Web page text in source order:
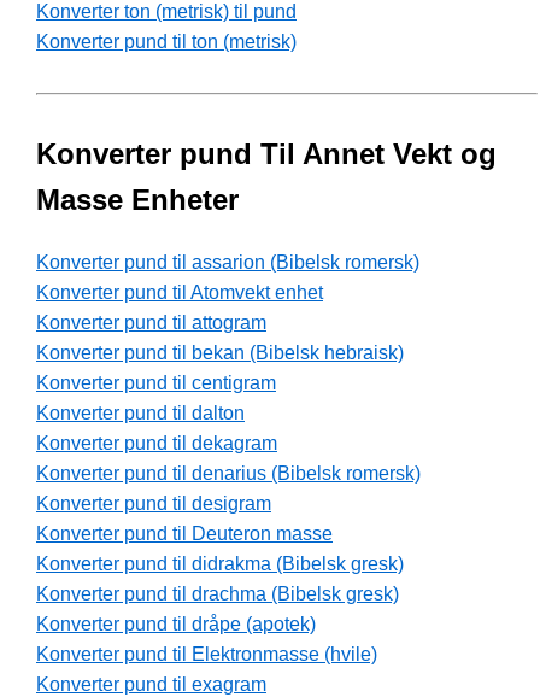
Konverter ton (metrisk) til pund
Konverter pund til ton (metrisk)
Konverter pund Til Annet Vekt og
Masse Enheter
Konverter pund til assarion (Bibelsk romersk)
Konverter pund til Atomvekt enhet
Konverter pund til attogram
Konverter pund til bekan (Bibelsk hebraisk)
Konverter pund til centigram
Konverter pund til dalton
Konverter pund til dekagram
Konverter pund til denarius (Bibelsk romersk)
Konverter pund til desigram
Konverter pund til Deuteron masse
Konverter pund til didrakma (Bibelsk gresk)
Konverter pund til drachma (Bibelsk gresk)
Konverter pund til dråpe (apotek)
Konverter pund til Elektronmasse (hvile)
Konverter pund til exagram